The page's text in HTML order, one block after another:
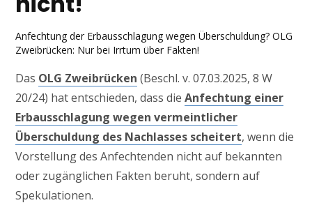
Anfechtung der Erbausschlagung wegen Überschuldung? OLG
Zweibrücken: Nur bei Irrtum über Fakten!
Das OLG Zweibrücken (Beschl. v. 07.03.2025, 8 W
20/24) hat entschieden, dass dieAnfechtung einer
Erbausschlagung wegen vermeintlicher
Überschuldung des Nachlasses scheitert, wenn die
Vorstellung des Anfechtenden nicht auf bekannten
oder zugänglichen Fakten beruht, sondern auf
Spekulationen.